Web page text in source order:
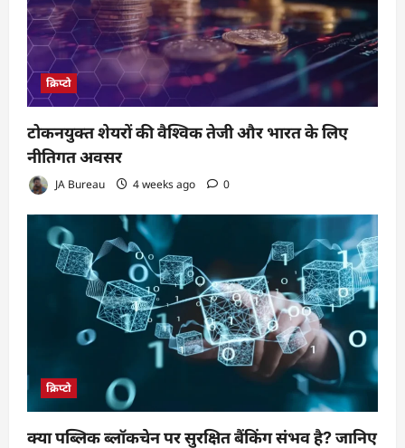
क्रिप्टो
टोकनयुक्त शेयरों की वैश्विक तेजी और भारत के लिए
नीतिगत अवसर
JA Bureau 4 weeks ago 0
क्रिप्टो
क्या पब्लिक ब्लॉकचेन पर सुरक्षित बैंकिंग संभव है? जानिए